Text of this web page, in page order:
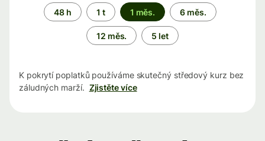
Časové
období
48 h 1 t 1 měs. 6 měs.
12 měs. 5 let
K pokrytí poplatků používáme skutečný středový kurz bez
záludných marží. Zjistěte více